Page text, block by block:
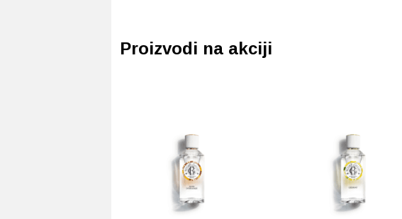
Proizvodi na akciji